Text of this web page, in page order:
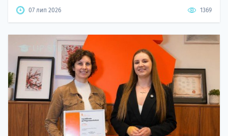
07 лип 2026 1369